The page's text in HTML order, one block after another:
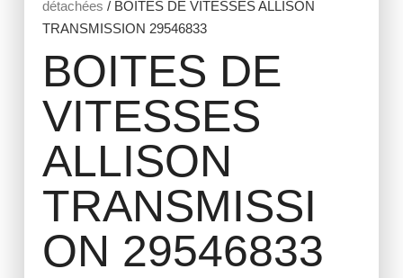
détachées / BOITES DE VITESSES ALLISON
TRANSMISSION 29546833
BOITES DE
VITESSES
ALLISON
TRANSMISSI
ON 29546833